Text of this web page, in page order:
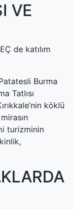
VE
de katılım
Burma
Tatlısı
köklü
turizminin